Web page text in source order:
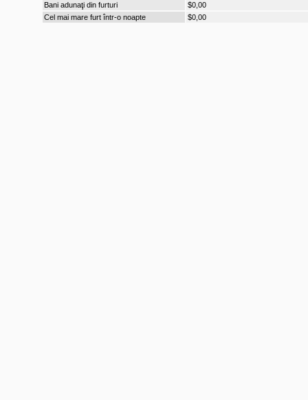
Bani adunaţi din furturi
$0,00
Cel mai mare furt într-o noapte
$0,00